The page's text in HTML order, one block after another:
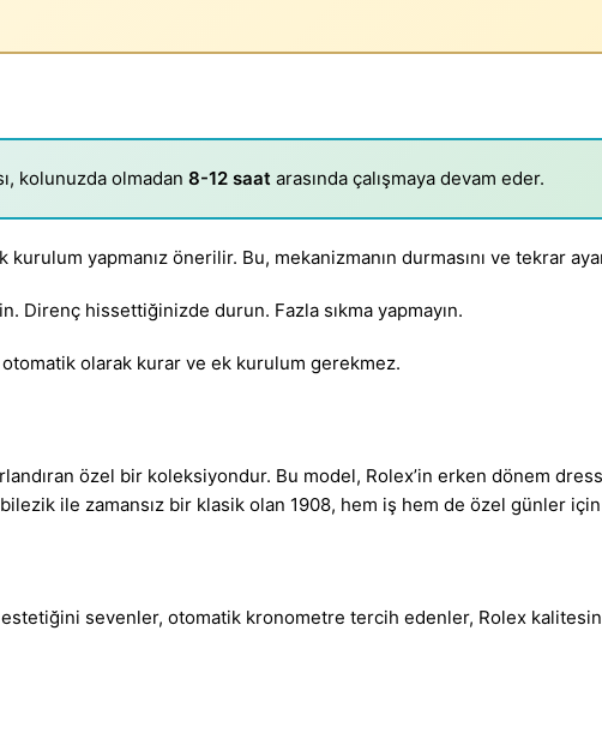
kolunuzda olmadan 8-12 saat arasında çalışmaya devam eder.
kurulum yapmanız önerilir. Bu, mekanizmanın durmasını ve tekrar
Direnç hissettiğinizde durun. Fazla sıkma yapmayın.
olarak kurar ve ek kurulum gerekmez.
özel bir koleksiyondur. Bu model, Rolex’in erken dönem
ile zamansız bir klasik olan 1908, hem iş hem de özel günler
sevenler, otomatik kronometre tercih edenler, Rolex